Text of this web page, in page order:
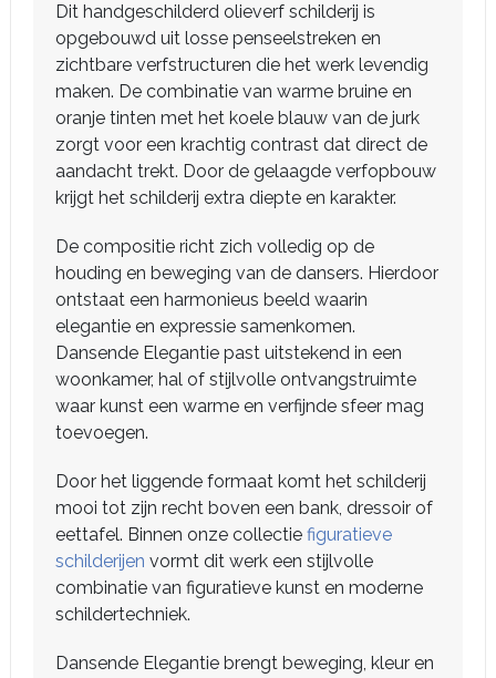
Dit handgeschilderd olieverf schilderij is
opgebouwd uit losse penseelstreken en
zichtbare verfstructuren die het werk levendig
maken. De combinatie van warme bruine en
oranje tinten met het koele blauw van de jurk
zorgt voor een krachtig contrast dat direct de
aandacht trekt. Door de gelaagde verfopbouw
krijgt het schilderij extra diepte en karakter.
De compositie richt zich volledig op de
houding en beweging van de dansers. Hierdoor
ontstaat een harmonieus beeld waarin
elegantie en expressie samenkomen.
Dansende Elegantie past uitstekend in een
woonkamer, hal of stijlvolle ontvangstruimte
waar kunst een warme en verfijnde sfeer mag
toevoegen.
Door het liggende formaat komt het schilderij
mooi tot zijn recht boven een bank, dressoir of
eettafel. Binnen onze collectie figuratieve
schilderijen vormt dit werk een stijlvolle
combinatie van figuratieve kunst en moderne
schildertechniek.
Dansende Elegantie brengt beweging, kleur en